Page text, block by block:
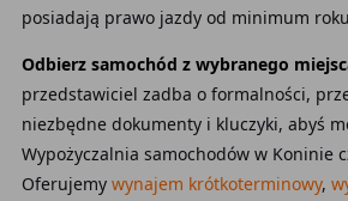
posiadają prawo jazdy od minimum
Odbierz samochód z wybranego
przedstawiciel zadba o formalności,
niezbędne dokumenty i kluczyki, abyś
Wypożyczalnia samochodów w Koninie
Oferujemy wynajem krótkoterminowy,